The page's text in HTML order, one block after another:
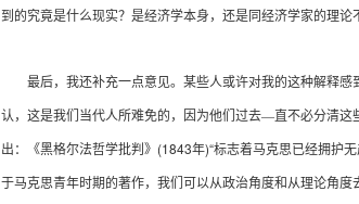
到的究竟是什么现实？是经济学本身，还是同经济学家的理
最后，我还补充一点意见。某些人或许对我的这种解释感
认，这是我们当代人所难免的，因为他们过去—直不必分清这
出：《黑格尔法哲学批判》 (1843年)“标志着马克思已经拥护
于马克思青年时期的著作，我们可以从政治角度和从理论角